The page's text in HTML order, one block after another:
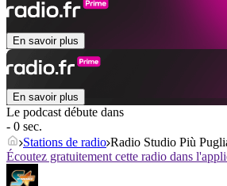
En savoir plus
En savoir plus
Le podcast débute dans
- 0 sec.
Stations de radio Radio Studio Più
Écoutez gratuitement cette radio dans